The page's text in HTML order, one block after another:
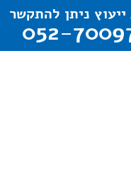
ניתן להתקשר
052-